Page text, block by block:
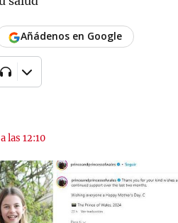
las 12:10
Añádenos en Google